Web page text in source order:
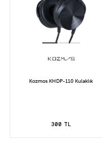
Kozmos KHDP-110 Kulaklık
300 TL